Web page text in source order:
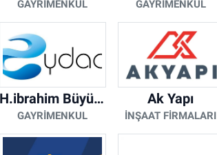
GAYRIMENKUL GAYRIMENKUL
H.ibrahim Büyükacar
GAYRIMENKUL
Ak Yapı
İNŞAAT FIRMALARI